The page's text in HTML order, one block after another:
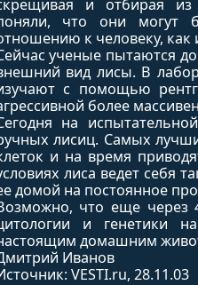
и отбирая
что они могут
к человеку, как
ученые пытаются
вид лисы. В
с помощью
более
на
лисиц. Самых
и на время
лиса ведет себя
домой на постоянное
что еще через
и генетики
домашним
Иванов
VESTI.ru, 28.11.03